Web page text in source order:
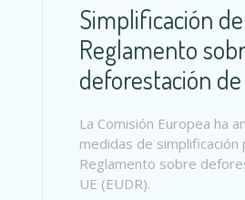
Simplificación
Reglamento
deforestación de
La Comisión Europea ha
medidas de simplificación
Reglamento sobre
UE (EUDR).